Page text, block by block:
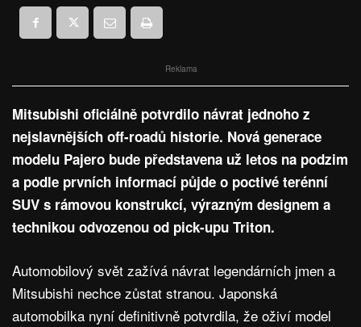
Reklama
Mitsubishi oficiálně potvrdilo návrat jednoho z
nejslavnějších off-roadů historie. Nová generace
modelu Pajero bude představena už letos na podzim
a podle prvních informací půjde o poctivé terénní
SUV s rámovou konstrukcí, výrazným designem a
technikou odvozenou od pick-upu Triton.
Automobilový svět zažívá návrat legendárních jmen a
Mitsubishi nechce zůstat stranou. Japonská
automobilka nyní definitivně potvrdila, že oživí model